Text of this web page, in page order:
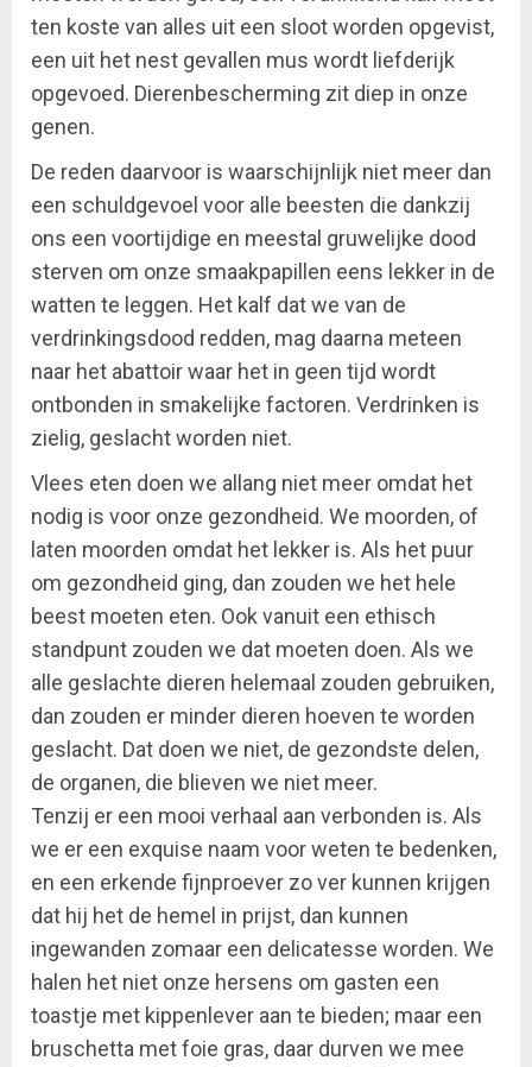
ten koste van alles uit een sloot worden opgevist,
een uit het nest gevallen mus wordt liefderijk
opgevoed. Dierenbescherming zit diep in onze
genen.
De reden daarvoor is waarschijnlijk niet meer dan
een schuldgevoel voor alle beesten die dankzij
ons een voortijdige en meestal gruwelijke dood
sterven om onze smaakpapillen eens lekker in de
watten te leggen. Het kalf dat we van de
verdrinkingsdood redden, mag daarna meteen
naar het abattoir waar het in geen tijd wordt
ontbonden in smakelijke factoren. Verdrinken is
zielig, geslacht worden niet.
Vlees eten doen we allang niet meer omdat het
nodig is voor onze gezondheid. We moorden, of
laten moorden omdat het lekker is. Als het puur
om gezondheid ging, dan zouden we het hele
beest moeten eten. Ook vanuit een ethisch
standpunt zouden we dat moeten doen. Als we
alle geslachte dieren helemaal zouden gebruiken,
dan zouden er minder dieren hoeven te worden
geslacht. Dat doen we niet, de gezondste delen,
de organen, die blieven we niet meer.
Tenzij er een mooi verhaal aan verbonden is. Als
we er een exquise naam voor weten te bedenken,
en een erkende fijnproever zo ver kunnen krijgen
dat hij het de hemel in prijst, dan kunnen
ingewanden zomaar een delicatesse worden. We
halen het niet onze hersens om gasten een
toastje met kippenlever aan te bieden; maar een
bruschetta met foie gras, daar durven we mee